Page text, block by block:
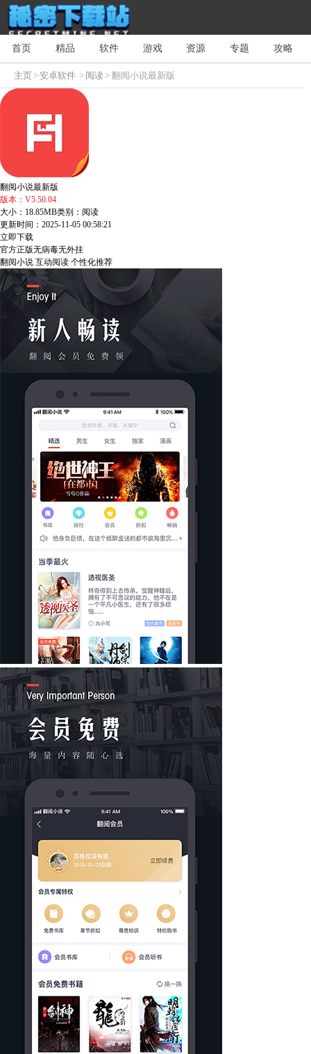
首页 精品 软件 游戏 资源 专题 攻略
主页>安卓软件 > 阅读> 翻阅小说最新版
翻阅小说最新版
版本：V5.50.04
大小：18.85MB类别：阅读
更新时间：2025-11-05 00:58:21
立即下载
官方正版无病毒无外挂
翻阅小说 互动阅读 个性化推荐